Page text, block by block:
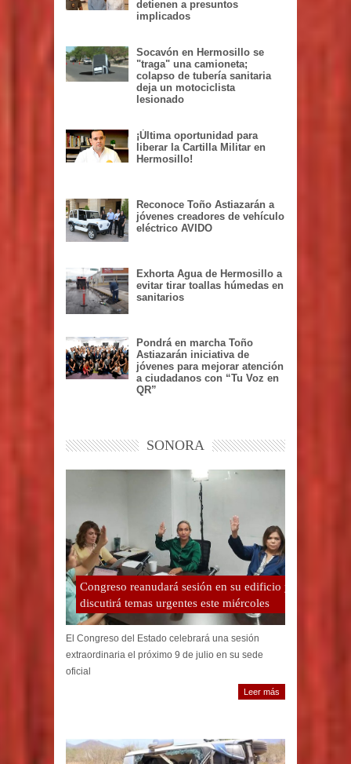
detienen a presuntos
implicados
Socavón en Hermosillo se
"traga" una camioneta;
colapso de tubería sanitaria
deja un motociclista
lesionado
¡Última oportunidad para
liberar la Cartilla Militar en
Hermosillo!
Reconoce Toño Astiazarán a
jóvenes creadores de vehículo
eléctrico AVIDO
Exhorta Agua de Hermosillo a
evitar tirar toallas húmedas en
sanitarios
Pondrá en marcha Toño
Astiazarán iniciativa de
jóvenes para mejorar atención
a ciudadanos con “Tu Voz en
QR”
SONORA
Congreso reanudará sesión en su edificio y
discutirá temas urgentes este miércoles
El Congreso del Estado celebrará una sesión
extraordinaria el próximo 9 de julio en su sede
oficial
Leer más